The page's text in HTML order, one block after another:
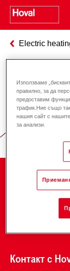
Electric
Компания
Контакт с
Използваме
правилно, за да
предоставим
трафик.Ние също
нашия сайт с
за анализи.